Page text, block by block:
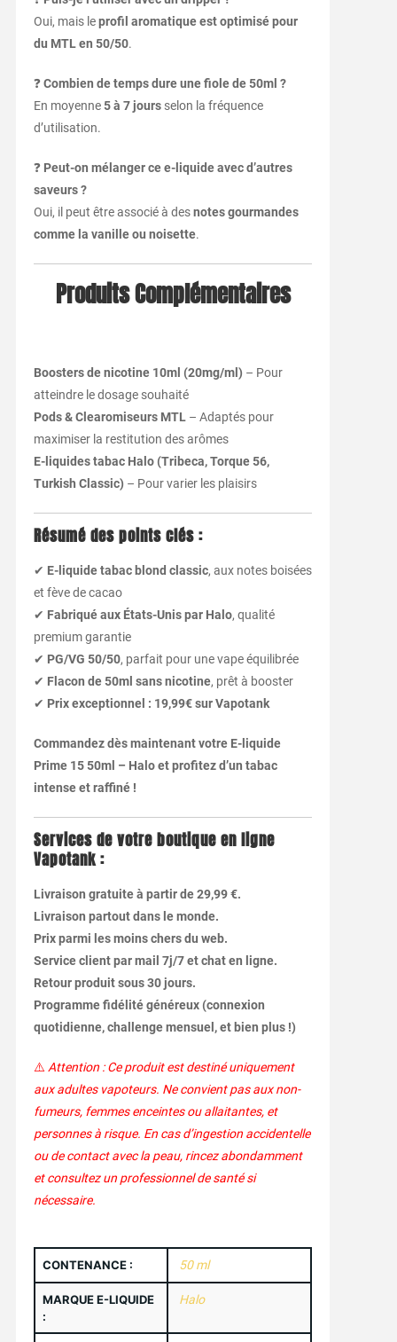
Oui, mais leprofil aromatique est optimisé pour
du MTL en 50/50.
❓Combien de temps dure une fiole de 50ml ?
En moyenne5 à 7 joursselon la fréquence
d’utilisation.
❓ Peut-on mélanger ce e-liquide avec d’autres
saveurs ?
Oui, il peut être associé à desnotes gourmandes
comme la vanille ou noisette.
Produits Complémentaires
Boosters de nicotine 10ml (20mg/ml) – Pour
atteindre le dosage souhaité
Pods & Clearomiseurs MTL– Adaptés pour
maximiser la restitution des arômes
E-liquides tabac Halo (Tribeca, Torque 56,
Turkish Classic) – Pour varier les plaisirs
Résumé des points clés :
✔ E-liquide tabac blond classic, aux notes boisées
et fève de cacao
✔ Fabriqué aux États-Unis par Halo, qualité
premium garantie
✔ PG/VG 50/50, parfait pour une vape équilibrée
✔ Flacon de 50ml sans nicotine, prêt à booster
✔ Prix exceptionnel : 19,99€ sur Vapotank
Commandez dès maintenant votre E-liquide
Prime 15 50ml – Halo et profitez d’un tabac
intense et raffiné !
Services de votre boutique en ligne
Vapotank :
Livraison gratuite à partir de 29,99 €.
Livraison partout dans le monde.
Prix parmi les moins chers du web.
Service client par mail 7j/7 et chat en ligne.
Retour produit sous 30 jours.
Programme fidélité généreux (connexion
quotidienne, challenge mensuel, et bien plus !)
⚠️ Attention : Ce produit est destiné uniquement
aux adultes vapoteurs. Ne convient pas aux non-
fumeurs, femmes enceintes ou allaitantes, et
personnes à risque. En cas d’ingestion accidentelle
ou de contact avec la peau, rincez abondamment
et consultez un professionnel de santé si
nécessaire.
CONTENANCE : 50 ml
MARQUE E-LIQUIDE
:
Halo